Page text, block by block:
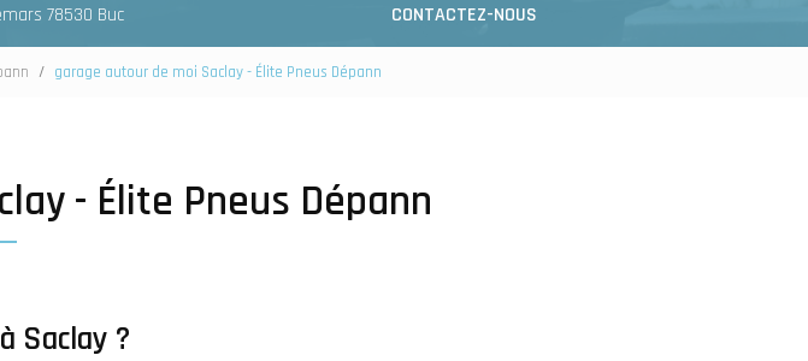
78530 Buc CONTACTEZ-NOUS
garage autour de moi Saclay - Élite Pneus Dépann
- Élite Pneus Dépann
Saclay ?